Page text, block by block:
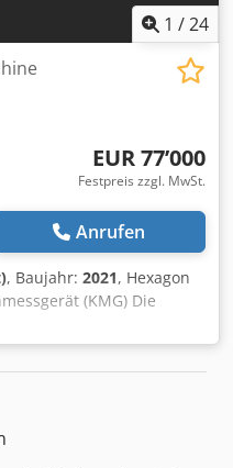
1 /24
EUR 77’000
Festpreis zzgl. MwSt.
Anrufen
, Baujahr: 2021, Hexagon
(KMG) Die
für die präzise
in der Automobil-, Luft-
gewährleistet